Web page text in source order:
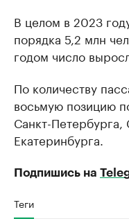
В целом в 2023
порядка 5,2 млн
годом число
По количеству
восьмую позицию
Санкт-
Екатеринбурга.
Подпишись на
Теги